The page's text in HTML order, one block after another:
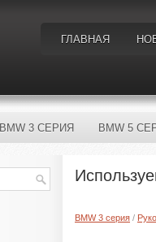
ГЛАВНАЯ
BMW 3 СЕРИЯ BMW 5
BMW 3 серия /